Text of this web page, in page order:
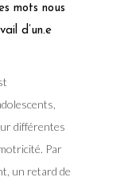
mots nous
d’un.e
différentes
Par
un retard de